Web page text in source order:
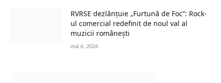
RVRSE dezlănțuie „Furtună de Foc”: Rock-
ul comercial redefinit de noul val al
muzicii românești
mai 6, 2026